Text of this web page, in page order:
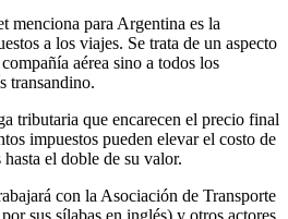
menciona para Argentina es la
a los viajes. Se trata de un aspecto
aérea sino a todos los
transandino.
tributaria que encarecen el precio final
impuestos pueden elevar el costo de
el doble de su valor.
con la Asociación de Transporte
sus sílabas en inglés) y otros actores